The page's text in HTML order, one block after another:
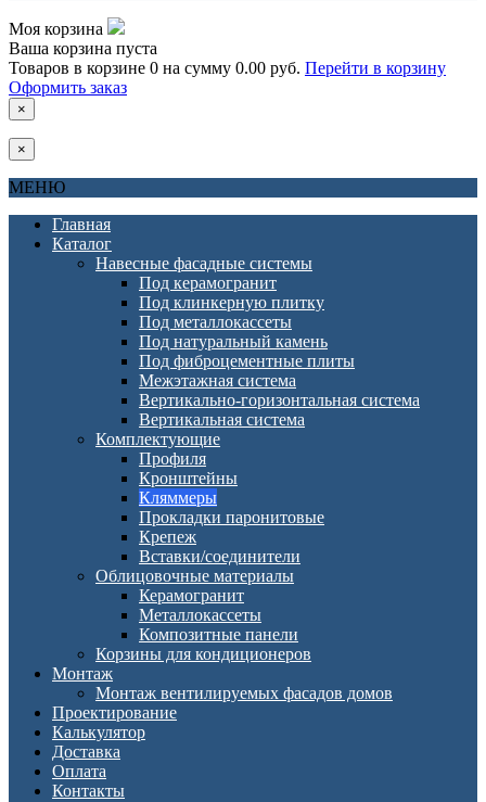
Моя корзина
Ваша корзина пуста
Товаров в корзине 0 на сумму 0.00 руб. Перейти в корзину
Оформить заказ
×
×
МЕНЮ
Главная
Каталог
Навесные фасадные системы
Под керамогранит
Под клинкерную плитку
Под металлокассеты
Под натуральный камень
Под фиброцементные плиты
Межэтажная система
Вертикально-горизонтальная система
Вертикальная система
Комплектующие
Профиля
Кронштейны
Кляммеры
Прокладки паронитовые
Крепеж
Вставки/соединители
Облицовочные материалы
Керамогранит
Металлокассеты
Композитные панели
Корзины для кондиционеров
Монтаж
Монтаж вентилируемых фасадов домов
Проектирование
Калькулятор
Доставка
Оплата
Контакты